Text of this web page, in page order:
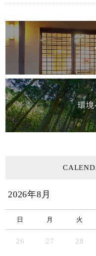
環境
2026年8月
日 月 火
26 27 28